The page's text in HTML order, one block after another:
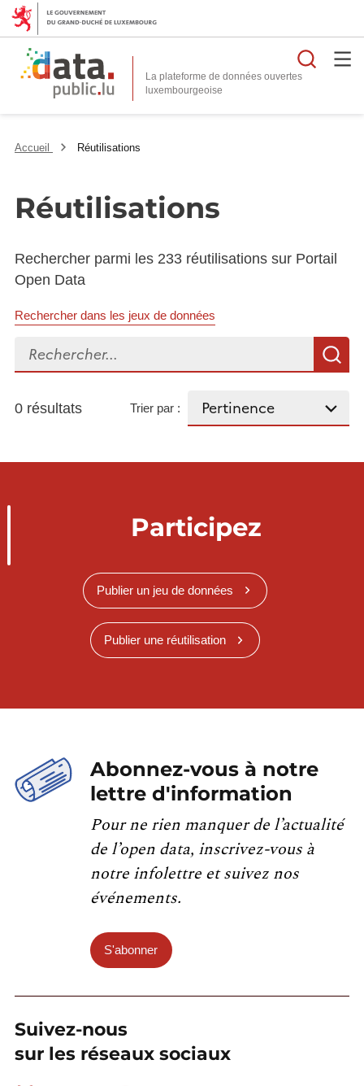
La plateforme de données ouvertes
Accueil Réutilisations
Réutilisations
Rechercher parmi les 233 réutilisations sur Portail
Open Data
Rechercher dans les jeux de données
Rechercher...
0 résultats Trier par :
Participez
Publier un jeu de données
Publier une réutilisation
Abonnez-vous à notre
lettre d'information
Pour ne rien manquer de l’actualité
de l’open data, inscrivez-vous à
notre infolettre et suivez nos
événements.
S'abonner
Suivez-nous
sur les réseaux sociaux